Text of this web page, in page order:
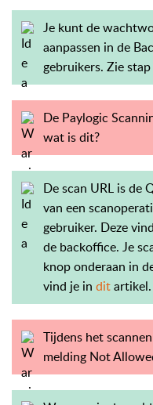
Je kunt de
aanpassen in de
gebruikers. Zie
De Paylogic
wat is dit?
De scan URL is de
van een
gebruiker. Deze
de backoffice. Je
knop onderaan in
vind je in ditartikel.
Tijdens het
melding Not